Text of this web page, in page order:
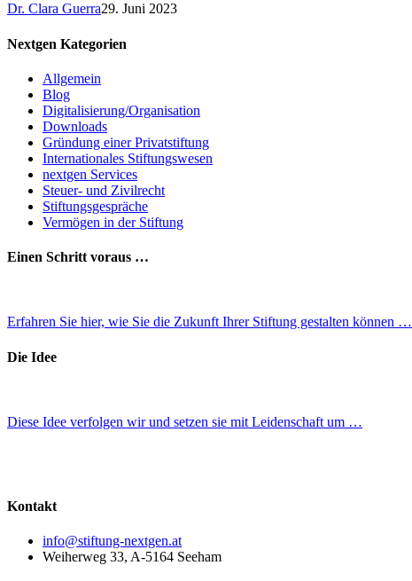
Dr. Clara Guerra29. Juni 2023
Nextgen Kategorien
Allgemein
Blog
Digitalisierung/Organisation
Downloads
Gründung einer Privatstiftung
Internationales Stiftungswesen
nextgen Services
Steuer- und Zivilrecht
Stiftungsgespräche
Vermögen in der Stiftung
Einen Schritt voraus …
Erfahren Sie hier, wie Sie die Zukunft Ihrer Stiftung gestalten können …
Die Idee
Diese Idee verfolgen wir und setzen sie mit Leidenschaft um …
Kontakt
info@stiftung-nextgen.at
Weiherweg 33, A-5164 Seeham